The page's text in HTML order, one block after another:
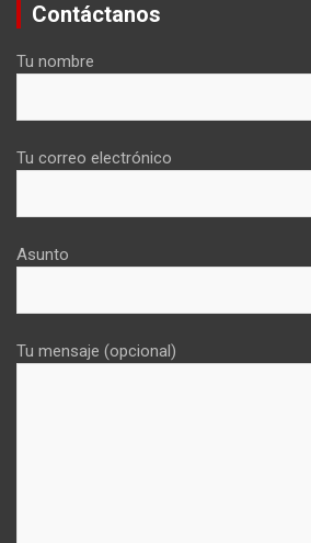
Contáctanos
Tu nombre
Tu correo electrónico
Asunto
Tu mensaje (opcional)